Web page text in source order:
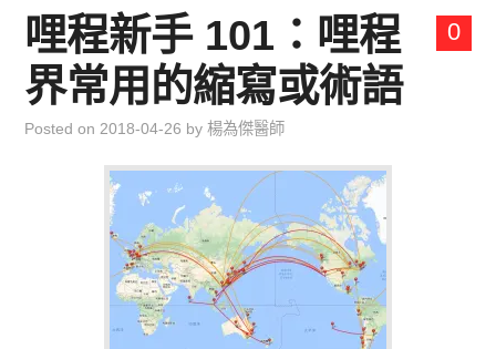
育兒知識集
直上雲霄去
我思故我在
聯絡我
主婦碎碎念
0
哩程新手 101：哩程
界常用的縮寫或術語
Posted on 2018-04-26 by楊為傑醫師